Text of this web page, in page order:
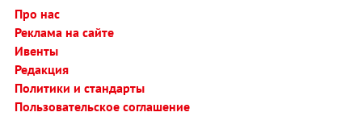
Про нас
Реклама на сайте
Ивенты
Редакция
Политики и стандарты
Пользовательское соглашение